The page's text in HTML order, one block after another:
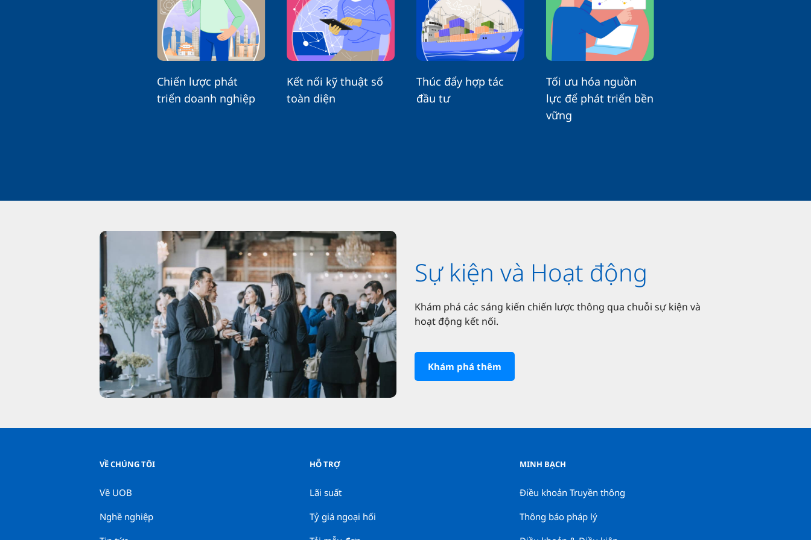
Chiến lược phát
triển doanh nghiệp
Kết nối kỹ thuật số
toàn diện
Thúc đẩy hợp tác
đầu tư
Tối ưu hóa nguồn
lực để phát triển bền
vững
Sự kiện và Hoạt động
Khám phá các sáng kiến chiến lược thông qua chuỗi sự kiện và
hoạt động kết nối.
Khám phá thêm
VỀ CHÚNG TÔI
Về UOB
Nghề nghiệp
HỖ TRỢ
Lãi suất
Tỷ giá ngoại hối
MINH BẠCH
Điều khoản Truyền thông
Thông báo pháp lý